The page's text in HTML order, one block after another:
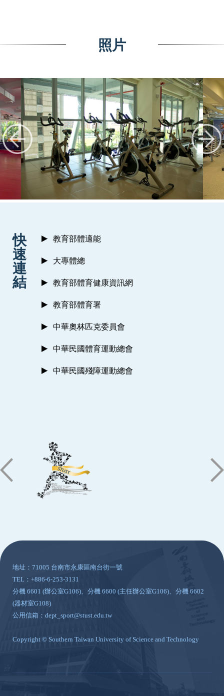
照片
快
速
連
結
教育部體適能
大專體總
教育部體育健康資訊網
教育部體育署
中華奧林匹克委員會
中華民國體育運動總會
中華民國殘障運動總會
地址：71005 台南市永康區南台街一號
TEL：+886-6-253-3131
分機 6601 (辦公室G106)、分機 6600 (主任辦公室G106)、分機 6602
(器材室G108)
公用信箱：dept_sport@stust.edu.tw
Copyright © Southern Taiwan University of Science and Technology